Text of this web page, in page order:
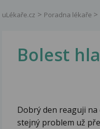
uLékaře.cz Poradna lékaře
Bolest
Dobrý den reaguji
stejný problem už